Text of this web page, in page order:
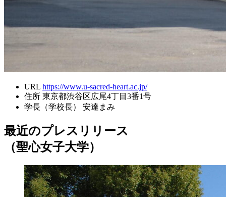
URL https://www.u-sacred-heart.ac.jp/
住所 東京都渋谷区広尾4丁目3番1号
学長（学校長）
安達まみ
最近のプレスリリース
（聖心女子大学）